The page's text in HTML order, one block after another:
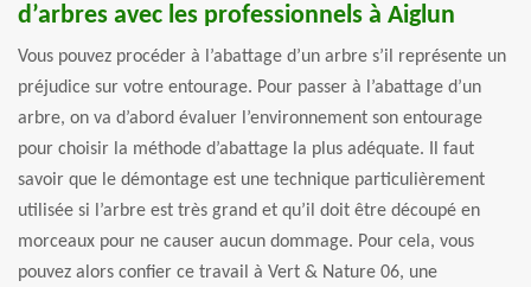
d’arbres avec les professionnels à Aiglun
Vous pouvez procéder à l’abattage d’un arbre s’il représente un
préjudice sur votre entourage. Pour passer à l’abattage d’un
arbre, on va d’abord évaluer l’environnement son entourage
pour choisir la méthode d’abattage la plus adéquate. Il faut
savoir que le démontage est une technique particulièrement
utilisée si l’arbre est très grand et qu’il doit être découpé en
morceaux pour ne causer aucun dommage. Pour cela, vous
pouvez alors confier ce travail à Vert & Nature 06, une